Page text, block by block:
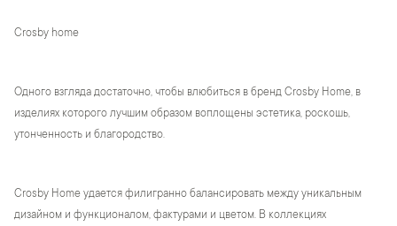
Crosby home
Одного взгляда достаточно, чтобы влюбиться в бренд Crosby Home, в
изделиях которого лучшим образом воплощены эстетика, роскошь,
утонченность и благородство.
Crosby Home удается филигранно балансировать между уникальным
дизайном и функционалом, фактурами и цветом. В коллекциях